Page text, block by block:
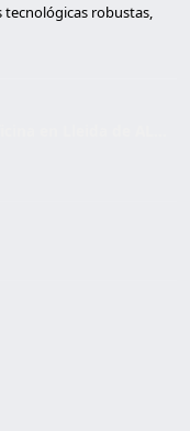
tecnológicas robustas,